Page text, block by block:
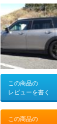
この商品の
レビューを書く
この商品の